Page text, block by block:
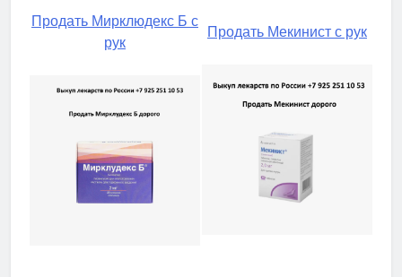
Продать Мирклюдекс Б с
рук
Продать Мекинист с рук